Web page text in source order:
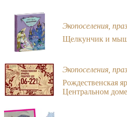
Экопоселения,
Щелкунчик и
Экопоселения,
Рождественская
Центральном